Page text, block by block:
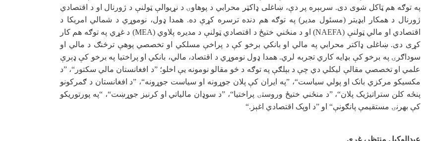
په توګه هم ټاکل شوی دی. سربېره پر دې، ښاغلی ډاکټر محرابي د پوهاوۍ د نړیوالې ټولنې د ژورنال او د اقتصادي
ژورنال د همکار ایډیتر (مسئول مدیر) په توګه هم دنده ترسره کړې ده. همدا ډول، نوموړي د شمالي امریکا د
اقتصادي او مالي ټولنې (NAEFA) او د منځني ختیځ د اقتصادي ټولنې د مدیره پلاوي (MEA) د غړي په توګه هم کار
کړی دی. ښاغلی ډاکتر محرابي په مالي او بانکي برخو کې د پراخې مسلکي او تخصصي پوهې ترڅنګ د مالي او
سوداګرۍ په برخو کې بډایه کاري تجربه لري. همدا ډول نوموړي د اقتصاد، مالي، بانکي او پراختیا په برخو کې ډېرې
علمي او تخصصي مقالې لیکلي دي چې د بېلګې په توګه د څو مقالو نومونه یې اخلو؛ ”د افغانستان مالي سکتور“، ”د
مکسیکو مرکزي بانک او پولي سیاست“، ”په ایران کې پلان جوړونه او سیاست جوړونه“، ”د افغانستان د ګمرکونو
پنځه کلن ستراتیژیک پلان“، ”د منځني ختیځ وروستۍ پراختیا“، ”د سوډان مالیاتي او کرنیز جوړښت“، “په پورتوریکو
کې بهرنۍ مستقیمې پانګونې“ او ”د اوپک اقتصادي اغېز “.
عبدالوکیل منتظر، غړی